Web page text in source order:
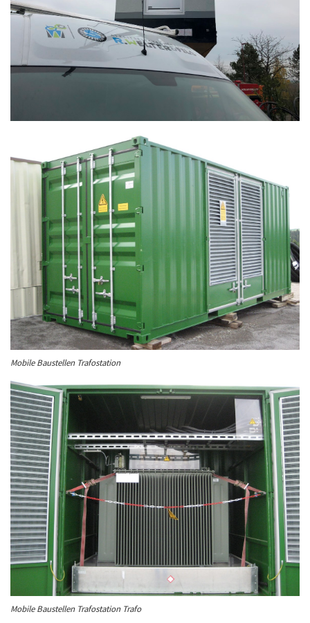
Mobile Baustellen Trafostation
Mobile Baustellen Trafostation Trafo